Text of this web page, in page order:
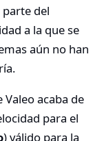
del
a la que se
aún no han
acaba de
para el
) válido para la